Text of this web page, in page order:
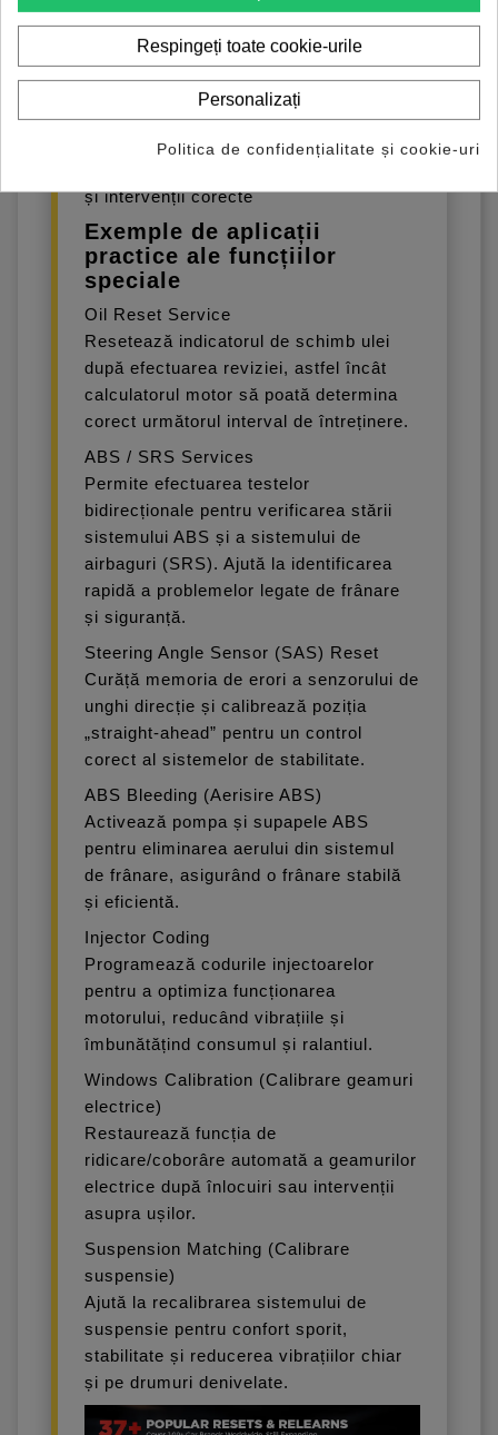
Calibrare suspensie
Inițializare trapă (Sunroof Initialization)
Aceste funcții acoperă majoritatea
procedurilor necesare în service-urile
și intervenții corecte
Exemple de aplicații
practice ale funcțiilor
speciale
Oil Reset Service
Resetează indicatorul de schimb ulei
după efectuarea reviziei, astfel încât
calculatorul motor să poată determina
corect următorul interval de întreținere.
ABS / SRS Services
Permite efectuarea testelor
bidirecționale pentru verificarea stării
sistemului ABS și a sistemului de
airbaguri (SRS). Ajută la identificarea
rapidă a problemelor legate de frânare
și siguranță.
Steering Angle Sensor (SAS) Reset
Curăță memoria de erori a senzorului de
unghi direcție și calibrează poziția
„straight-ahead” pentru un control
corect al sistemelor de stabilitate.
ABS Bleeding (Aerisire ABS)
Activează pompa și supapele ABS
pentru eliminarea aerului din sistemul
de frânare, asigurând o frânare stabilă
și eficientă.
Injector Coding
Programează codurile injectoarelor
pentru a optimiza funcționarea
motorului, reducând vibrațiile și
îmbunătățind consumul și ralantiul.
Windows Calibration (Calibrare geamuri
electrice)
Restaurează funcția de
ridicare/coborâre automată a geamurilor
electrice după înlocuiri sau intervenții
asupra ușilor.
Suspension Matching (Calibrare
suspensie)
Ajută la recalibrarea sistemului de
suspensie pentru confort sporit,
stabilitate și reducerea vibrațiilor chiar
și pe drumuri denivelate.
Respingeți toate cookie-urile
Personalizați
Politica de confidențialitate și cookie-uri